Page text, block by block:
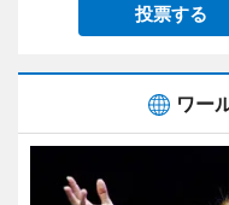
投票する
ワー